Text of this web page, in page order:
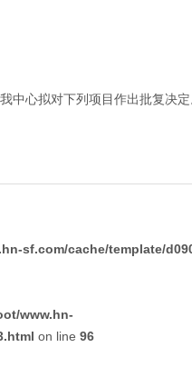
中心拟对下列项目作出批复决定
sf.com/cache/template/
www.hn-
on line 96